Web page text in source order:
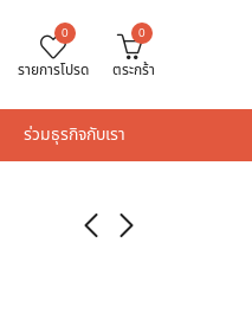
0
รายการโปรด
0
ตระกร้า
ร่วมธุรกิจกับเรา